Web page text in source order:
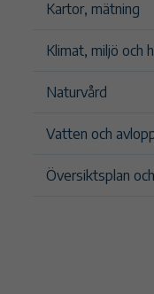
Kartor, mätning
Klimat, miljö och
Naturvård
Vatten och
Översiktsplan